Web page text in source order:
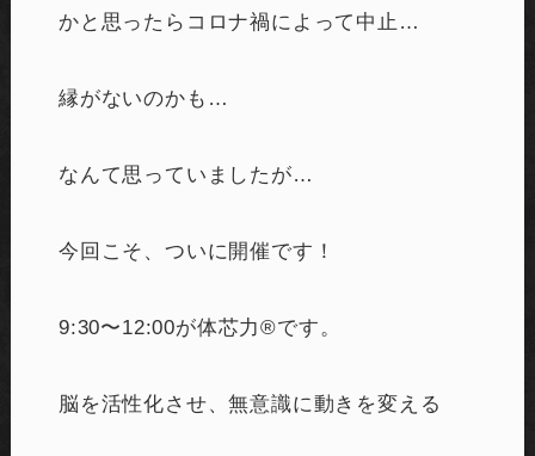
かと思ったらコロナ禍によって中止…
縁がないのかも…
なんて思っていましたが…
今回こそ、ついに開催です！
9:30〜12:00が体芯力®︎です。
脳を活性化させ、無意識に動きを変える